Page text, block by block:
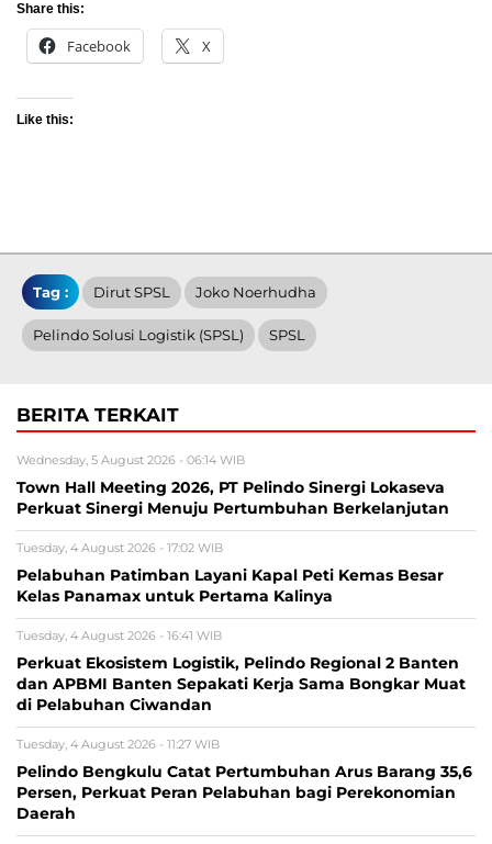
Share this:
Facebook X
Like this:
Tag : Dirut SPSL Joko Noerhudha
Pelindo Solusi Logistik (SPSL) SPSL
BERITA TERKAIT
Wednesday, 5 August 2026 - 06:14 WIB
Town Hall Meeting 2026, PT Pelindo Sinergi Lokaseva
Perkuat Sinergi Menuju Pertumbuhan Berkelanjutan
Tuesday, 4 August 2026 - 17:02 WIB
Pelabuhan Patimban Layani Kapal Peti Kemas Besar
Kelas Panamax untuk Pertama Kalinya
Tuesday, 4 August 2026 - 16:41 WIB
Perkuat Ekosistem Logistik, Pelindo Regional 2 Banten
dan APBMI Banten Sepakati Kerja Sama Bongkar Muat
di Pelabuhan Ciwandan
Tuesday, 4 August 2026 - 11:27 WIB
Pelindo Bengkulu Catat Pertumbuhan Arus Barang 35,6
Persen, Perkuat Peran Pelabuhan bagi Perekonomian
Daerah